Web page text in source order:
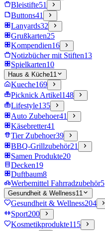
Bleistifte51
Buttons41
Lanyards32
Grußkarten25
Kompendien16
Notizbücher mit Stiften13
Spielkarten10
Haus & Küche11
Kueche169
Picknick Artikel148
Lifestyle135
Auto Zubehoer41
Käsebretter41
Tier Zubehoer39
BBQ-Grillzubehör21
Samen Produkte20
Decken19
Duftbaum8
Werbemittel Fahrradzubehör5
Gesundheit & Wellness11
Gesundheit & Wellness204
Sport200
Kosmetikprodukte115